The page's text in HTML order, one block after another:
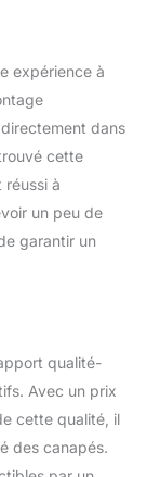
expérience à
dans
cette
réussi à
un peu de
garantir un
qualité-
Avec un prix
cette qualité, il
des canapés.